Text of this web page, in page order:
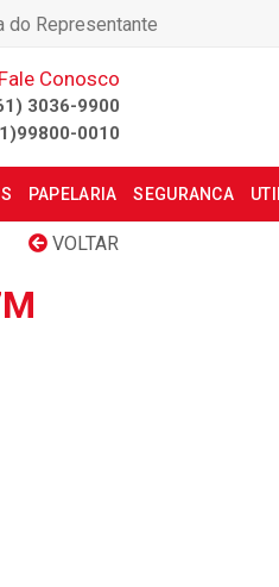
do Representante
Fale Conosco
3036-9900
0010
PAPELARIA SEGURANCA
VOLTAR